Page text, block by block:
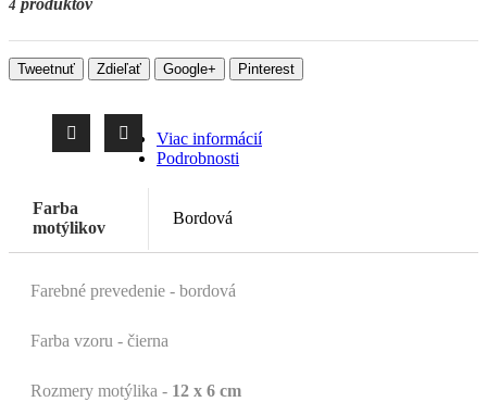
4 produktov
Tweetnuť Zdieľať Google+ Pinterest
Viac informácií
Podrobnosti
Farba
motýlikov
Bordová
Farebné prevedenie - bordová
Farba vzoru - čierna
Rozmery motýlika - 12 x 6 cm